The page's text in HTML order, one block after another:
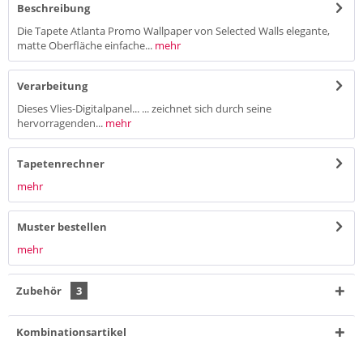
Beschreibung
Die Tapete Atlanta Promo Wallpaper von Selected Walls elegante,
matte Oberfläche einfache... mehr
Verarbeitung
Dieses Vlies-Digitalpanel... ... zeichnet sich durch seine
hervorragenden... mehr
Tapetenrechner
mehr
Muster bestellen
mehr
Zubehör 3
Kombinationsartikel